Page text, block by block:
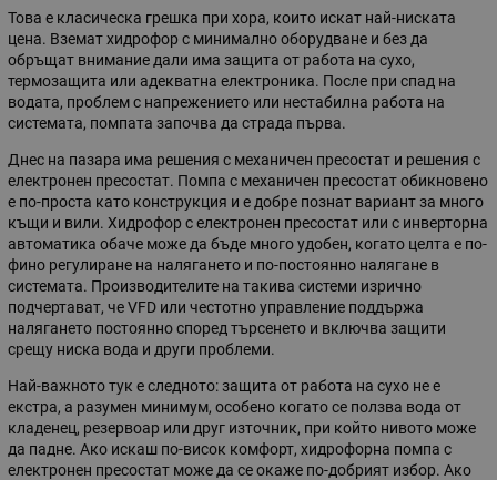
Това е класическа грешка при хора, които искат най-ниската
цена. Вземат хидрофор с минимално оборудване и без да
обръщат внимание дали има защита от работа на сухо,
термозащита или адекватна електроника. После при спад на
водата, проблем с напрежението или нестабилна работа на
системата, помпата започва да страда първа.
Днес на пазара има решения с механичен пресостат и решения с
електронен пресостат. Помпа с механичен пресостат обикновено
е по-проста като конструкция и е добре познат вариант за много
къщи и вили. Хидрофор с електронен пресостат или с инверторна
автоматика обаче може да бъде много удобен, когато целта е по-
фино регулиране на налягането и по-постоянно налягане в
системата. Производителите на такива системи изрично
подчертават, че VFD или честотно управление поддържа
налягането постоянно според търсенето и включва защити
срещу ниска вода и други проблеми.
Най-важното тук е следното: защита от работа на сухо не е
екстра, а разумен минимум, особено когато се ползва вода от
кладенец, резервоар или друг източник, при който нивото може
да падне. Ако искаш по-висок комфорт, хидрофорна помпа с
електронен пресостат може да се окаже по-добрият избор. Ако